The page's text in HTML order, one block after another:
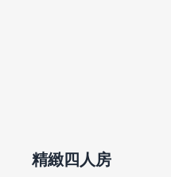
精緻四人房